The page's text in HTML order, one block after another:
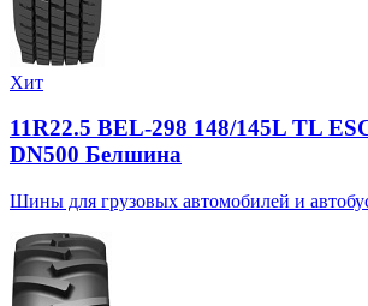
Хит
11R22.5 BEL-298 148/145L TL
DN500 Белшина
Шины для грузовых автомобилей и